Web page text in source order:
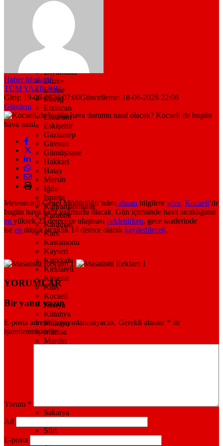
Çanakkale
Çankırı
Diyarbakır
Düzce
Edirne
Elazığ
Erzincan
Erzurum
Eskişehir
Gaziantep
Giresun
Gümüşhane
Hakkari
Hatay
Mersin
Iğdır
Isparta
Kahramanmaraş
Karabük
Karaman
Kars
Kastamonu
Kayseri
Kırıkkale
Kırklareli
Kırşehir
Kilis
Kocaeli
Konya
Kütahya
Malatya
Manisa
Mardin
Sakarya
Siirt
Haber Merkezi
TÜM YAZILARI
Giriş: 19-06-2026 07:00Güncelleme: 18-06-2026 22:06
Gündem
Meteoroloji Genel Müdürlüğü’nden alınan bilgilere göre, Kocaeli‘de
bugün hava hafif yağmurlu olacak. Gün içerisinde hava sıcaklığının
en yüksek 23 dereceye ulaşması beklenirken, gece saatlerinde
ise en düşük sıcaklık 14 derece olarak kaydedilecek.
YORUMLAR
Bir yanıt yazın
E-posta adresiniz yayınlanmayacak. Gerekli alanlar * ile
işaretlenmişlerdir
Yorum *
Ad
E-posta